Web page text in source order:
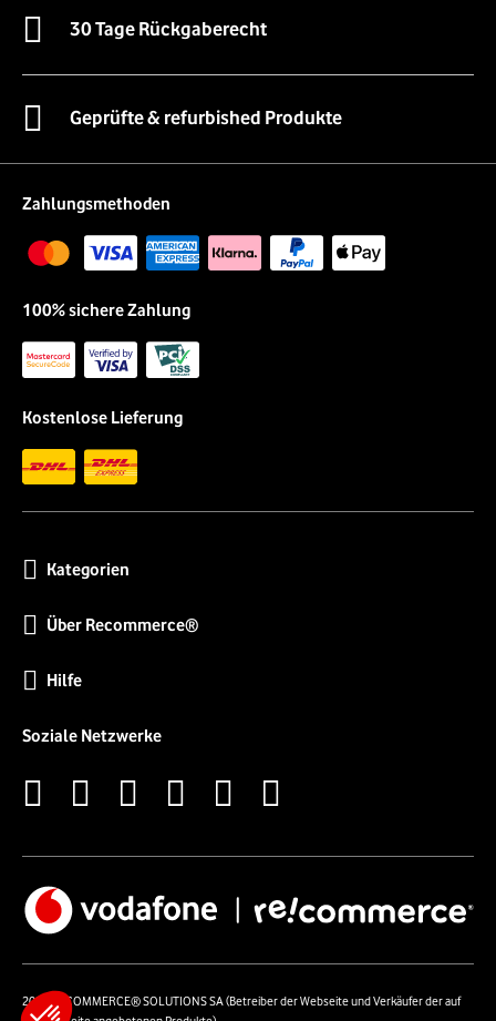
30 Tage Rückgaberecht
Geprüfte & refurbished Produkte
Zahlungsmethoden
100% sichere Zahlung
Kostenlose Lieferung
Kategorien
Über Recommerce®
Hilfe
Soziale Netzwerke
2026 RECOMMERCE® SOLUTIONS SA (Betreiber der Webseite und Verkäufer der auf